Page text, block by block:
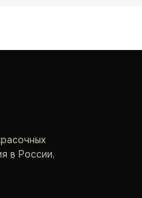
в России,